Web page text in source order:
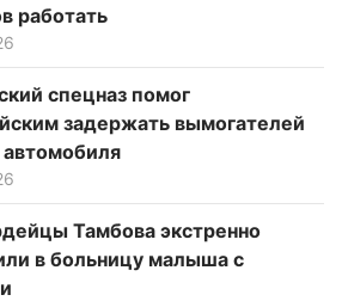
работать
спецназ помог
задержать вымогателей
автомобиля
Тамбова экстренно
в больницу малыша с